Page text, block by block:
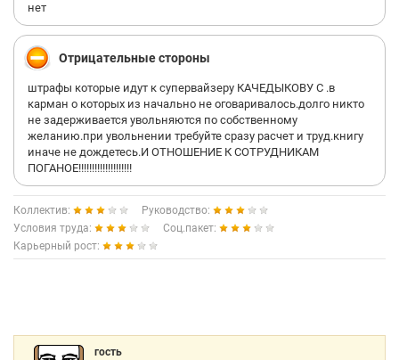
нет
Отрицательные стороны
штрафы которые идут к супервайзеру КАЧЕДЫКОВУ С .в
карман о которых из начально не оговаривалось.долго никто
не задерживается увольняются по собственному
желанию.при увольнении требуйте сразу расчет и труд.книгу
иначе не дождетесь.И ОТНОШЕНИЕ К СОТРУДНИКАМ
ПОГАНОЕ!!!!!!!!!!!!!!!!!!!!
Коллектив:
Руководство:
Условия труда:
Соц.пакет:
Карьерный рост:
гость